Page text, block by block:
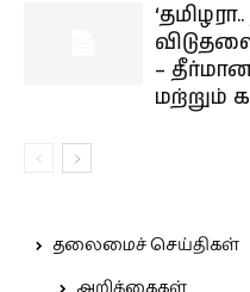
–
மற்றும்
தலைமைச் செய்திகள்